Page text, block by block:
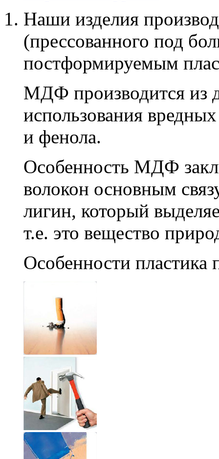
Наши изделия
(прессованного под
постформируемым
МДФ производится из
использования
и фенола.
Особенность МДФ
волокон основным
лигин, который
т.е. это вещество
Особенности